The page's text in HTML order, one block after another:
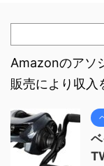
Amazonのアソ
販売により収入